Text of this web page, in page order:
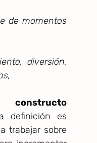
de momentos
diversión,
constructo
definición es
trabajar sobre